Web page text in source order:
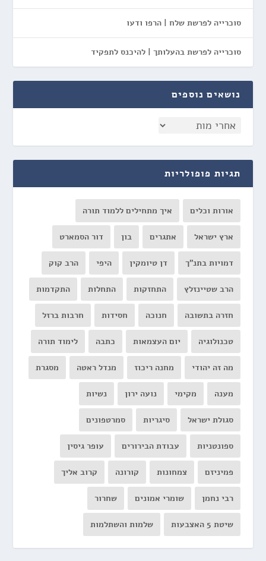
סוכרייה לפרשת שלח | הרפו ודעו
סוכרייה לפרשת בהעלותך | להיכנס לתפקיד
נושאים נוספים
תגיות פופולריות
אורות וכלים איך מתחילים ללמוד תורה
ארץ ישראל אתגרים בון דור הסמארט
דמויות בתנ"ך דן טיומקין היפי הרב קוק
הרב שטיינזלץ התחזקות התחלות התקדמות
חזרה בתשובה חנוכה חסידות חרבות ברזל
טכנולוגיה יום העצמאות כתבה לימוד תורה
מה זה יהודי מחנה ריכוז מנדל ראטה מסגרת
מענה מקימי נועה ירון נשיות
סגולת ישראל סיגריות סמרטפונים
ספונטניות עבודת הבירורים עופר גיסין
פמיניזם צמחונות קורונה קרוב אליך
רבי נחמן שומרי אמונים שחרור
שיטת 5 האצבעות שלמות והשתלמות